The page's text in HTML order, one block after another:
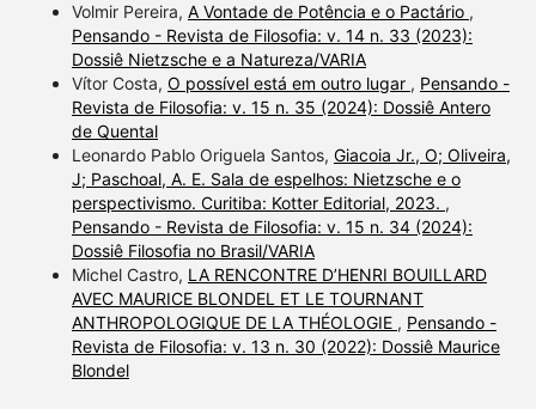
Volmir Pereira, A Vontade de Potência e o Pactário ,
Pensando - Revista de Filosofia: v. 14 n. 33 (2023):
Dossiê Nietzsche e a Natureza/VARIA
Vítor Costa, O possível está em outro lugar , Pensando -
Revista de Filosofia: v. 15 n. 35 (2024): Dossiê Antero
de Quental
Leonardo Pablo Origuela Santos, Giacoia Jr., O; Oliveira,
J; Paschoal, A. E. Sala de espelhos: Nietzsche e o
perspectivismo. Curitiba: Kotter Editorial, 2023. ,
Pensando - Revista de Filosofia: v. 15 n. 34 (2024):
Dossiê Filosofia no Brasil/VARIA
Michel Castro, LA RENCONTRE D’HENRI BOUILLARD
AVEC MAURICE BLONDEL ET LE TOURNANT
ANTHROPOLOGIQUE DE LA THÉOLOGIE , Pensando -
Revista de Filosofia: v. 13 n. 30 (2022): Dossiê Maurice
Blondel